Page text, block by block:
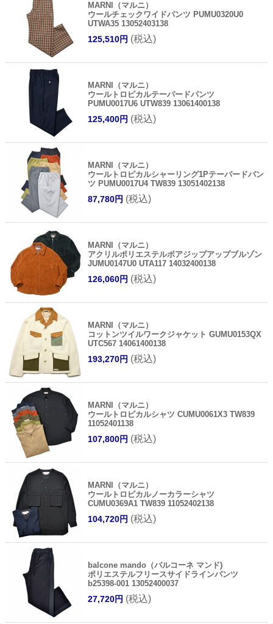
MARNI（マルニ）
ウールチェックワイドパンツ PUMU0320U0
UTWA35 13052403138
125,510円 (税込)
MARNI（マルニ）
ウールトロピカルテーパードパンツ
PUMU0017U6 UTW839 13061400138
125,400円 (税込)
MARNI（マルニ）
ウールトロピカルシャーリング1Pテーパードパン
ツ PUMU0017U4 TW839 13051402138
87,780円 (税込)
MARNI（マルニ）
アクリルポリエステルボアジップアップブルゾン
JUMU0147U0 UTA117 14032400138
126,060円 (税込)
MARNI（マルニ）
コットンツイルワークジャケット GUMU0153QX
UTC567 14061400138
193,270円 (税込)
MARNI（マルニ）
ウールトロピカルシャツ CUMU0061X3 TW839
11052401138
107,800円 (税込)
MARNI（マルニ）
ウールトロピカルノーカラーシャツ
CUMU0369A1 TW839 11052402138
104,720円 (税込)
balcone mando（バルコーネ マンド)
ポリエステルフリースサイドラインパンツ
b25398-001 13052400037
27,720円 (税込)